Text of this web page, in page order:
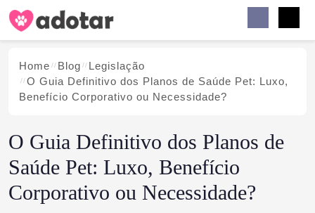
Home Blog
Legislação
O Guia Definitivo dos Planos de Saúde Pet: Luxo,
Benefício Corporativo ou Necessidade?
O Guia Definitivo dos Planos de
Saúde Pet: Luxo, Benefício
Corporativo ou Necessidade?